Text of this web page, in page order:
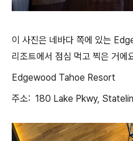
이 사진은 네바다 쪽에 있는
리조트에서 점심 먹고 찍은 거에
Edgewood Tahoe Resort
주소: 180 Lake Pkwy,